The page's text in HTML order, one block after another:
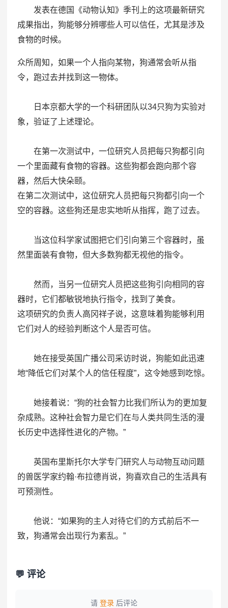
发表在德国《动物认知》季刊上的这项最新研究
成果指出，狗能够分辨哪些人可以信任，尤其是涉及
食物的时候。
众所周知，如果一个人指向某物，狗通常会听从指
令，跑过去并找到这一物体。
日本京都大学的一个科研团队以34只狗为实验对
象，验证了上述理论。
在第一次测试中，一位研究人员把每只狗都引向
一个里面藏有食物的容器。这些狗都会跑向那个容
器，然后大快朵颐。
在第二次测试中，这位研究人员把每只狗都引向一个
空的容器。这些狗还是忠实地听从指挥，跑了过去。
当这位科学家试图把它们引向第三个容器时，虽
然里面装有食物，但大多数狗都无视他的指令。
然而，当另一位研究人员把这些狗引向相同的容
器时，它们都敏锐地执行指令，找到了美食。
这项研究的负责人高冈祥子说，这意味着狗能够利用
它们对人的经验判断这个人是否可信。
她在接受英国广播公司采访时说，狗能如此迅速
地“降低它们对某个人的信任程度”，这令她感到吃惊。
她接着说：“狗的社会智力比我们所认为的更加复
杂成熟。这种社会智力是它们在与人类共同生活的漫
长历史中选择性进化的产物。”
英国布里斯托尔大学专门研究人与动物互动问题
的兽医学家约翰·布拉德肖说，狗喜欢自己的生活具有
可预测性。
他说：“如果狗的主人对待它们的方式前后不一
致，狗通常会出现行为紊乱。”
💬 评论
请 登录 后评论